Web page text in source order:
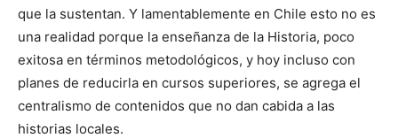
que la sustentan. Y lamentablemente en Chile esto no es
una realidad porque la enseñanza de la Historia, poco
exitosa en términos metodológicos, y hoy incluso con
planes de reducirla en cursos superiores, se agrega el
centralismo de contenidos que no dan cabida a las
historias locales.